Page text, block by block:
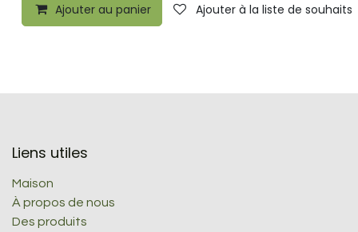
Ajouter au panier Ajouter à la liste de souhaits
Liens utiles
Maison
À propos de nous
Des produits